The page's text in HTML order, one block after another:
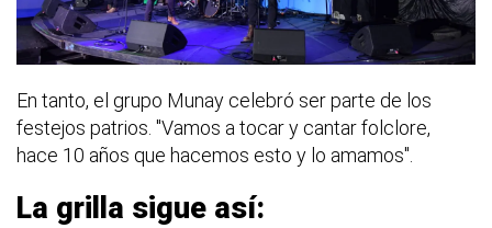
En tanto, el grupo Munay celebró ser parte de los
festejos patrios. "Vamos a tocar y cantar folclore,
hace 10 años que hacemos esto y lo amamos".
La grilla sigue así: